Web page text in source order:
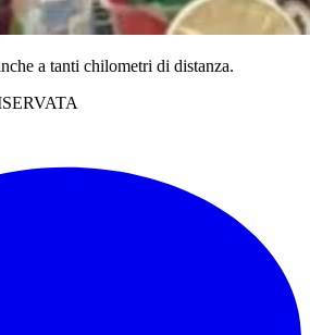
a tanti chilometri di distanza.